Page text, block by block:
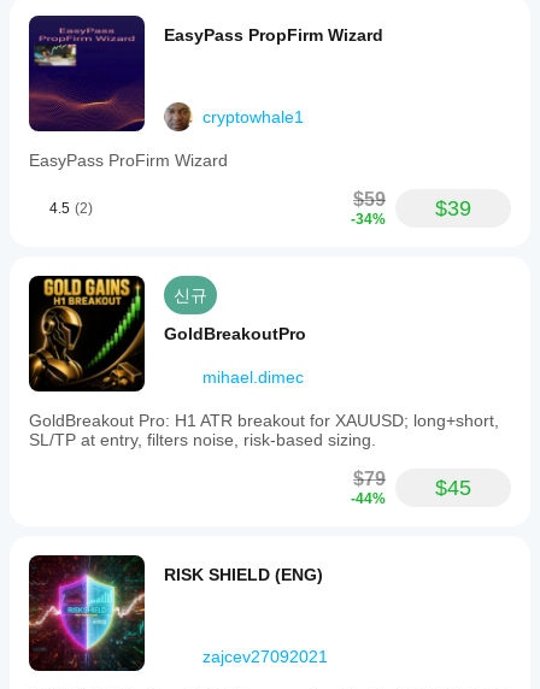
version
with
a
corrected
stop-
loss
setting
of
1000
to
exits.
The
bot’s
focus
on
trend-
entries
aims
extended
periods.
트레이딩 프로필
다.
드
및
실
행
품
질
따
성
달
라
질
수
있
습
다.
현
인
환
경
에
서
봇
EasyPass PropFirm Wizard
cryptowhale1
EasyPass ProFirm Wizard
4.5 (2) $59
-34% $39
신규
GoldBreakoutPro
mihael.dimec
GoldBreakout Pro: H1 ATR breakout for XAUUSD; long+short,
SL/TP at entry, filters noise, risk-based sizing.
$79
-44% $45
RISK SHIELD (ENG)
zajcev27092021